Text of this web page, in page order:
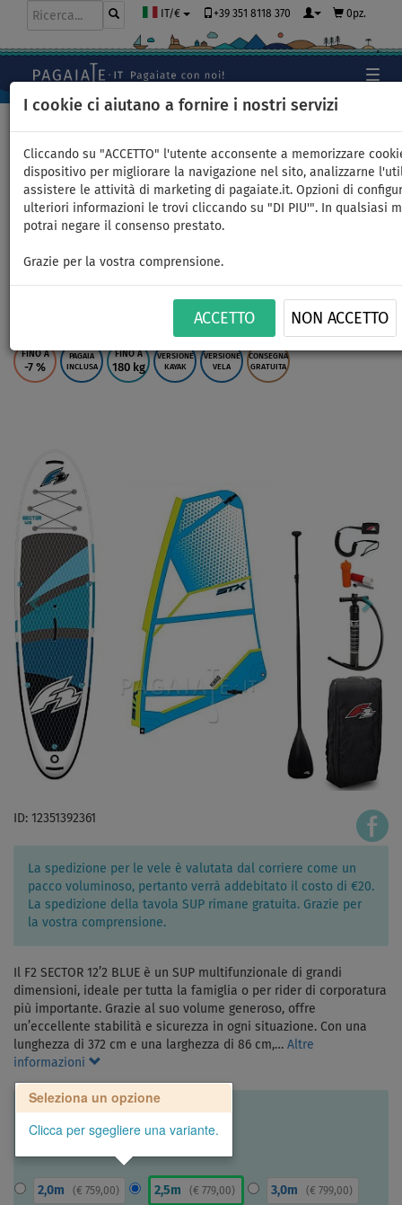
I cookie ci aiutano a fornire i nostri servizi
Cliccando su "ACCETTO" l'utente acconsente a memorizzare
dispositivo per migliorare la navigazione nel sito, analizzarne
assistere le attività di marketing di pagaiate.it. Opzioni di
ulteriori informazioni le trovi cliccando su "DI PIU'". In qualsiasi
potrai negare il consenso prestato.
Grazie per la vostra comprensione.
ACCETTO NON ACCETTO
IT/€ +39 351 8118 370 0pz.
SUP F2 SECTOR 12'2 BLUE
completo di vela - SUP
gonfiabile WindSUP -
superficie: 2,5m
FINO A
-7 %
PAGAIA
INCLUSA
FINO A
180 kg
VERSIONE
KAYAK
VERSIONE
VELA
CONSEGNA
GRATUITA
ID: 12351392361
La spedizione per le vele è valutata dal corriere come un
pacco voluminoso, pertanto verrà addebitato il costo di €20.
La spedizione della tavola SUP rimane gratuita. Grazie per
la vostra comprensione.
Il F2 SECTOR 12’2 BLUE è un SUP multifunzionale di grandi
dimensioni, ideale per tutta la famiglia o per rider di corporatura
più importante. Grazie al suo volume generoso, offre
un’eccellente stabilità e sicurezza in ogni situazione. Con una
lunghezza di 372 cm e una larghezza di 86 cm,… Altre
informazioni
Seleziona un opzione
Clicca per sgegliere una variante.
2,0m ( € 759,00) 2,5m (€ 779,00) 3,0m ( € 799,00)